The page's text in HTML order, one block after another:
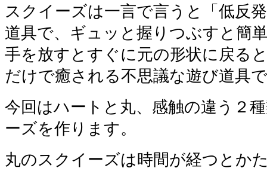
スクイーズは一言で言うと「低反
道具で、ギュッと握りつぶすと簡
手を放すとすぐに元の形状に戻る
だけで癒される不思議な遊び道具
今回はハートと丸、感触の違う２
ーズを作ります。
丸のスクイーズは時間が経つとか